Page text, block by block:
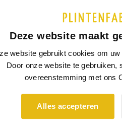
plint heeft een volledig
afschuining is deze plint minder
stof. De decoplint heeft verder
wordt deze plint veel in moderne
Deze website maakt
website gebruikt cookies om
Door onze website te gebruiken,
overeenstemming met ons
Alles accepteren